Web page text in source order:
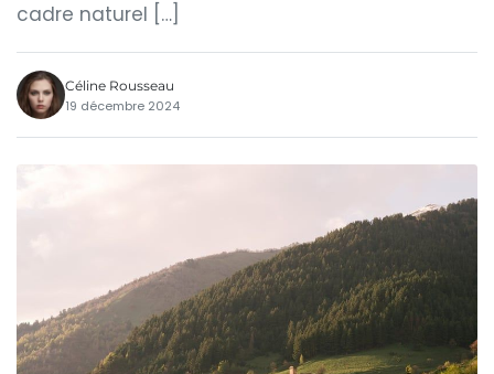
cadre naturel […]
Céline Rousseau
19 décembre 2024